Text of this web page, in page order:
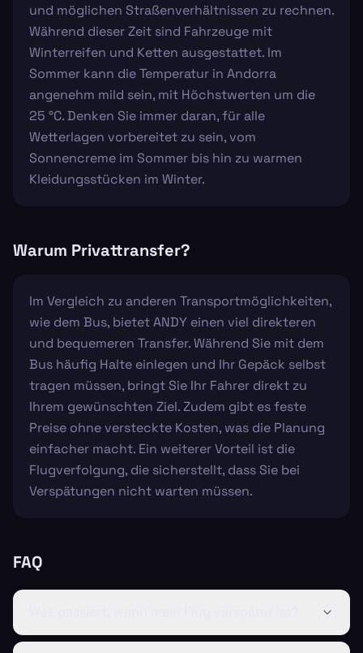
und möglichen Straßenverhältnissen zu rechnen.
Während dieser Zeit sind Fahrzeuge mit
Winterreifen und Ketten ausgestattet. Im
Sommer kann die Temperatur in Andorra
angenehm mild sein, mit Höchstwerten um die
25 °C. Denken Sie immer daran, für alle
Wetterlagen vorbereitet zu sein, vom
Sonnencreme im Sommer bis hin zu warmen
Kleidungsstücken im Winter.
Warum Privattransfer?
Im Vergleich zu anderen Transportmöglichkeiten,
wie dem Bus, bietet ANDY einen viel direkteren
und bequemeren Transfer. Während Sie mit dem
Bus häufig Halte einlegen und Ihr Gepäck selbst
tragen müssen, bringt Sie Ihr Fahrer direkt zu
Ihrem gewünschten Ziel. Zudem gibt es feste
Preise ohne versteckte Kosten, was die Planung
einfacher macht. Ein weiterer Vorteil ist die
Flugverfolgung, die sicherstellt, dass Sie bei
Verspätungen nicht warten müssen.
FAQ